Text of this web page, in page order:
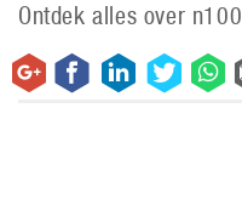
Ontdek alles over n100